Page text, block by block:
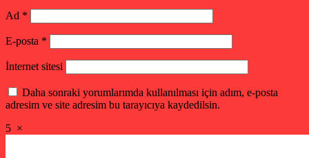
Ad *
E-posta *
İnternet sitesi
Daha sonraki yorumlarımda kullanılması için adım, e-posta
adresim ve site adresim bu tarayıcıya kaydedilsin.
5 ×